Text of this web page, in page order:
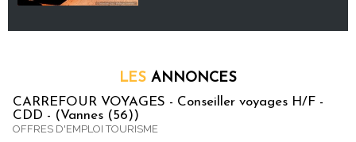
LES ANNONCES
CARREFOUR VOYAGES - Conseiller voyages H/F -
CDD - (Vannes (56))
OFFRES D'EMPLOI TOURISME